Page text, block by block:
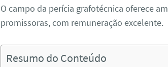
O campo da perícia grafotécnica oferece
promissoras, com remuneração excelente.
Resumo do Conteúdo